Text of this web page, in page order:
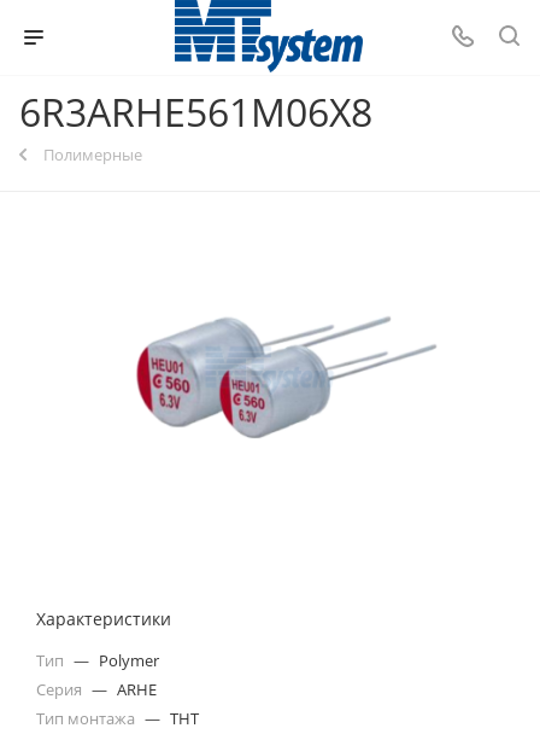
6R3ARHE561M06X8
Полимерные
Характеристики
Тип — Polymer
Серия — ARHE
Тип монтажа — THT